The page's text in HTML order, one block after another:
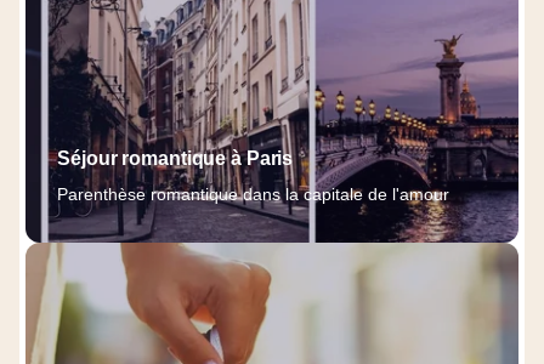
Séjour romantique à Paris
Parenthèse romantique dans la capitale de l'amour